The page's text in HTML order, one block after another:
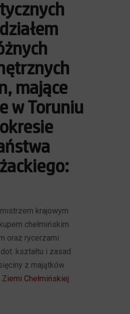
mające
w Toruniu
krajowym
chełmińskim
oraz rycerzami
kształtu i zasad
z majątków
Ziemi Chełmińskiej